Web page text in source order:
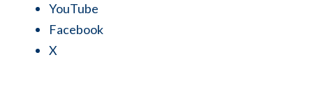
YouTube
Facebook
X